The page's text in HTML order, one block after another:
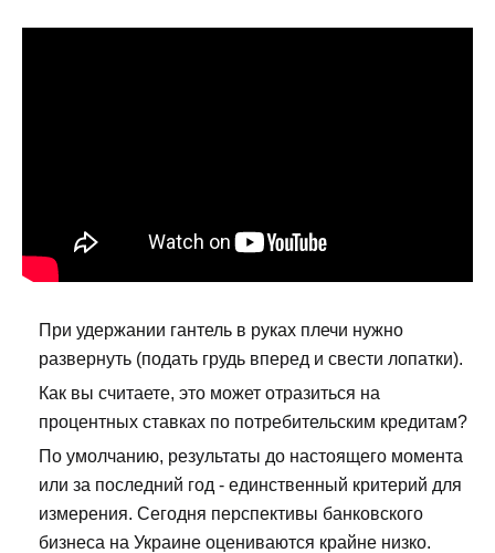
При удержании гантель в руках плечи нужно
развернуть (подать грудь вперед и свести лопатки).
Как вы считаете, это может отразиться на
процентных ставках по потребительским кредитам?
По умолчанию, результаты до настоящего момента
или за последний год - единственный критерий для
измерения. Сегодня перспективы банковского
бизнеса на Украине оцениваются крайне низко.